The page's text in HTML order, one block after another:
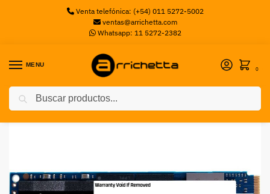
Venta telefónica: (+54) 011 5272-5002
ventas@arrichetta.com
Whatsapp: 11 5272-2382
MENU
0
Inicio Discos M2 / DISCO KINGSTON SSD M2 500GB A2000 KINGSTON USTECHNOLOGY